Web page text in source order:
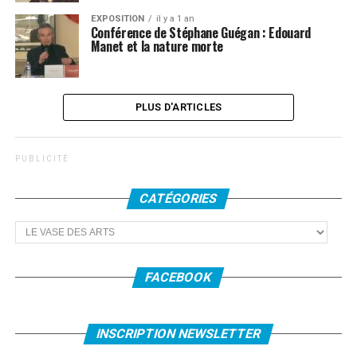
EXPOSITION il y a 1 an
Conférence de Stéphane Guégan : Edouard
Manet et la nature morte
PLUS D'ARTICLES
P U B L I C I T É
CATÉGORIES
Catégories
FACEBOOK
INSCRIPTION NEWSLETTER